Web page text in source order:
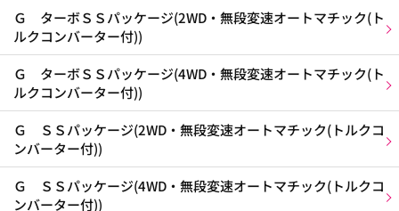
Ｇ ターボＳＳパッケージ(2WD・無段変速オートマチック(ト
ルクコンバーター付))
Ｇ ターボＳＳパッケージ(4WD・無段変速オートマチック(ト
ルクコンバーター付))
Ｇ ＳＳパッケージ(2WD・無段変速オートマチック(トルクコ
ンバーター付))
Ｇ ＳＳパッケージ(4WD・無段変速オートマチック(トルクコ
ンバーター付))